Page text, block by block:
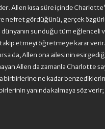
Allen kısa süre içinde
ve nefret gördüğünü, gerçek
sunduğu tüm
etmeyi öğretmeye karar
da, Allen ona ailesinin
Allen da zamanla Charlotte
birbirlerine ne kadar
yanında kalmaya söz